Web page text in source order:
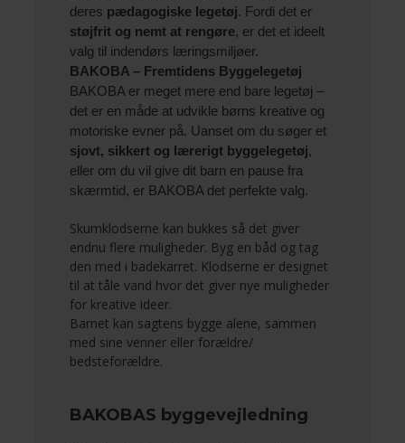
deres pædagogiske legetøj. Fordi det er
støjfrit og nemt at rengøre, er det et ideelt
valg til indendørs læringsmiljøer.
BAKOBA – Fremtidens Byggelegetøj
BAKOBA er meget mere end bare legetøj –
det er en måde at udvikle børns kreative og
motoriske evner på. Uanset om du søger et
sjovt, sikkert og lærerigt byggelegetøj,
eller om du vil give dit barn en pause fra
skærmtid, er BAKOBA det perfekte valg.
Skumklodserne kan bukkes så det giver
endnu flere muligheder. Byg en båd og tag
den med i badekarret. Klodserne er designet
til at tåle vand hvor det giver nye muligheder
for kreative ideer.
Barnet kan sagtens bygge alene, sammen
med sine venner eller forældre/
bedsteforældre.
BAKOBAS byggevejledning